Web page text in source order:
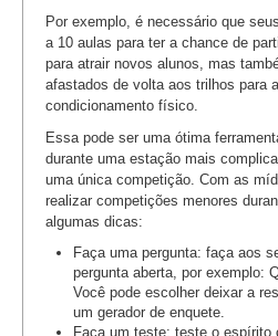
Por exemplo, é necessário que
a 10 aulas para ter a chance de
para atrair novos alunos, mas
afastados de volta aos trilhos para
condicionamento físico.
Essa pode ser uma ótima
durante uma estação mais
uma única competição. Com as
realizar competições menores
algumas dicas:
Faça uma pergunta: faça aos
pergunta aberta, por exemplo:
Você pode escolher deixar a
um gerador de enquete.
Faça um teste: teste o espírito